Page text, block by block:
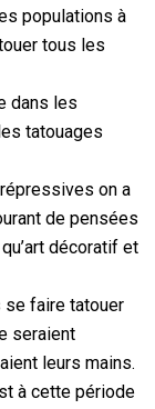
populations à
tous les
dans les
tatouages
on a
de pensées
décoratif et
se faire tatouer
seraient
leurs mains.
à cette période